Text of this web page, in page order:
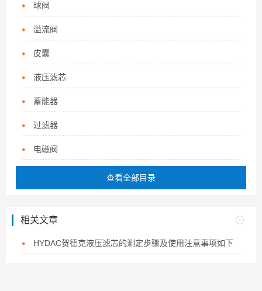
球阀
溢流阀
皮囊
液压滤芯
蓄能器
过滤器
电磁阀
查看全部目录
相关文章
HYDAC贺德克液压滤芯的测定步骤及使用注意事项如下